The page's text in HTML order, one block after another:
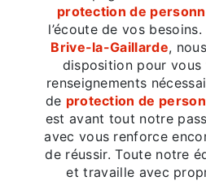
protection de
l’écoute de vos
Brive-la-Gaillarde,
disposition pour vous
renseignements
de protection de
est avant tout notre
avec vous renforce
de réussir. Toute notre
et travaille avec